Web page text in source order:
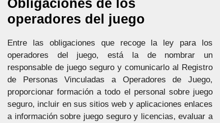
Obligaciones de los
operadores del juego
Entre las obligaciones que recoge la ley para los
operadores del juego, está la de nombrar un
responsable de juego seguro y comunicarlo al Registro
de Personas Vinculadas a Operadores de Juego,
proporcionar formación a todo el personal sobre juego
seguro, incluir en sus sitios web y aplicaciones enlaces
a información sobre juego seguro y licencias, evaluar a